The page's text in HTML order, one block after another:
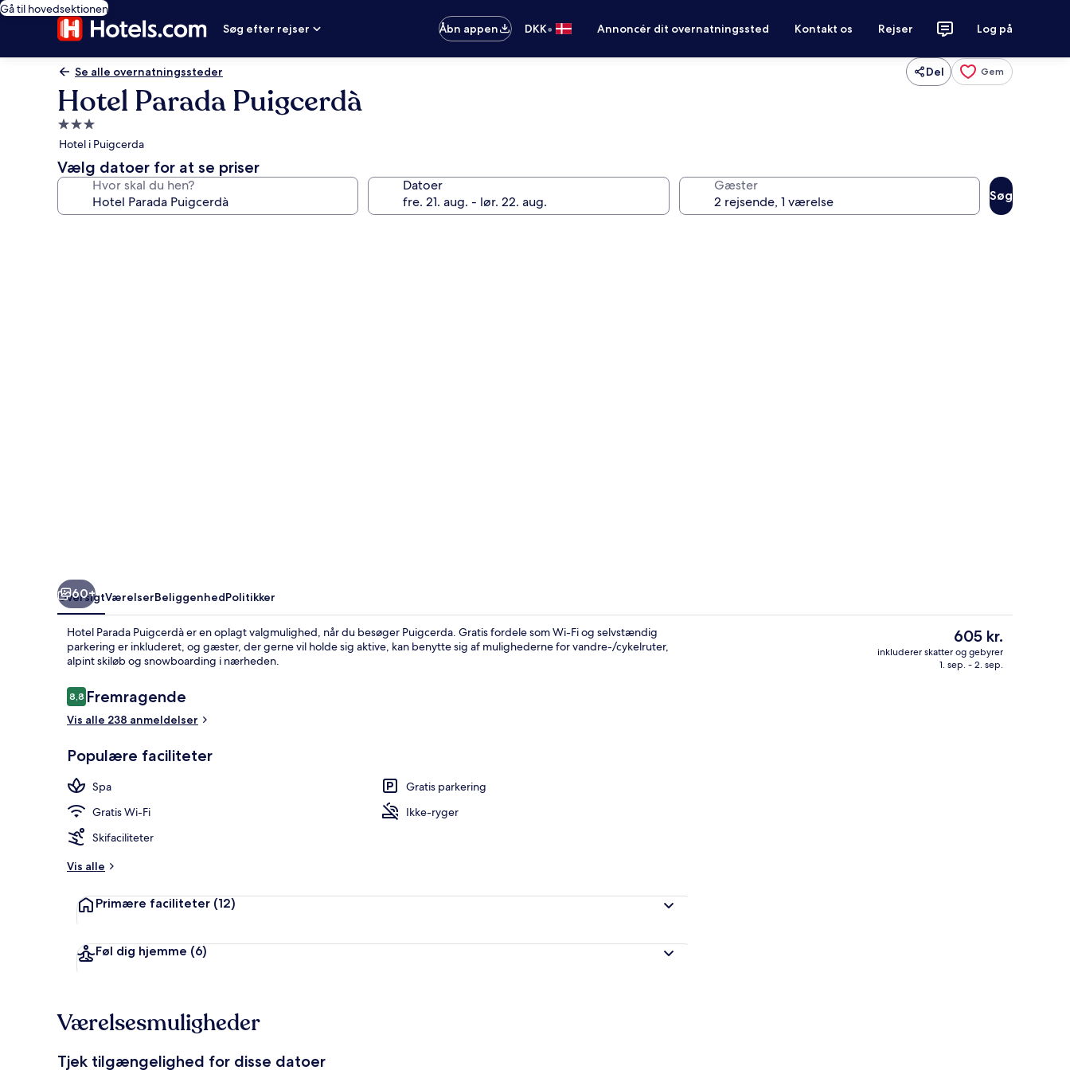
Gå til hovedsektionen
Søg efter rejser
Åbn appen DKK• Annoncér dit overnatningssted Kontakt os Rejser Log på
Se alle overnatningssteder Del Gem
Hotel Parada Puigcerdà
3.0-
stjernet
overnatningssted
Hotel i Puigcerda
Vælg datoer for at se priser
Hvor skal du hen? Datoer Gæster
Søg
Premium-sengetøj, pengeskab på
60+
OversigtVærelserBeliggenhedPolitikker
Hotel Parada Puigcerdà er en oplagt valgmulighed, når du besøger Puigcerda. Gratis fordele som Wi-Fi og selvstændig
parkering er inkluderet, og gæster, der gerne vil holde sig aktive, kan benytte sig af mulighederne for vandre-/cykelruter,
alpint skiløb og snowboarding i nærheden.
Anmeldelser
8,88,8 ud af 10.
Fremragende
Vis alle 238 anmeldelser
Populære faciliteter
Spa
Gratis parkering
Gratis Wi-Fi
Ikke-ryger
Skifaciliteter
Vis alle
Primære faciliteter (12)
Føl dig hjemme (6)
Den
nuværende
pris
605 kr.
inkluderer skatter og gebyrer
1. sep. - 2. sep.
Værelsesmuligheder
Tjek tilgængelighed for disse datoer